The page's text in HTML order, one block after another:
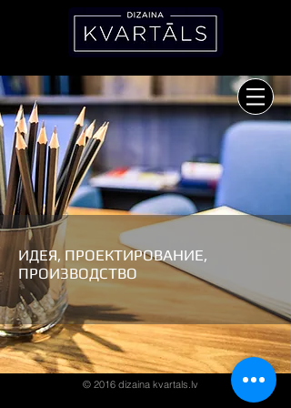
ИДЕЯ, ПРОЕКТИРОВАНИЕ,
ПРОИЗВОДСТВО
© 2016 dizaina kvartals.lv